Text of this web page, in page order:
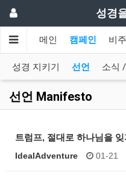
성경
메인 캠페인 비
성경 지키기 선언 소식
선언 Manifesto
트럼프, 절대로 하나님을
IdealAdventure 01-21